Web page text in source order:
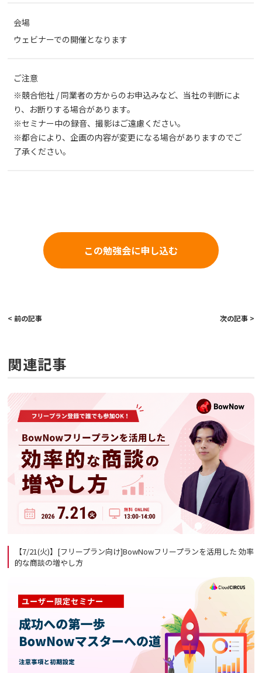
会場
ウェビナーでの開催となります
ご注意
※競合他社 / 同業者の方からのお申込みなど、当社の判断によ
り、お断りする場合があります。
※セミナー中の録音、撮影はご遠慮ください。
※都合により、企画の内容が変更になる場合がありますのでご
了承ください。
この勉強会に申し込む
< 前の記事 次の記事 >
関連記事
【7/21(火)】[フリープラン向け]BowNowフリープランを活用した 効率
的な商談の増やし方